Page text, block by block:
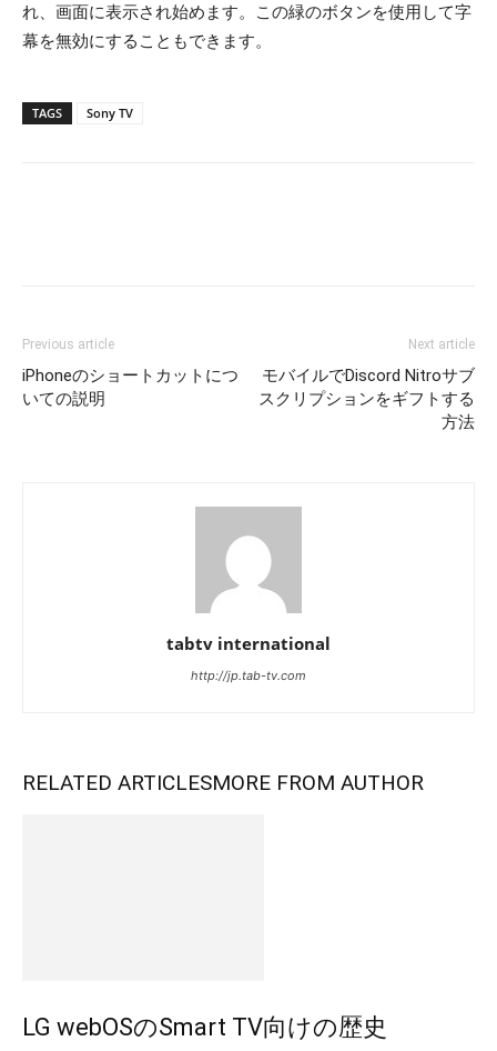
れ、画面に表示され始めます。この緑のボタンを使用して字
幕を無効にすることもできます。
TAGS Sony TV
Previous article
iPhoneのショートカットにつ
いての説明
Next article
モバイルでDiscord Nitroサブ
スクリプションをギフトする
方法
tabtv international
http://jp.tab-tv.com
RELATED ARTICLESMORE FROM AUTHOR
LG webOSのSmart TV向けの歴史